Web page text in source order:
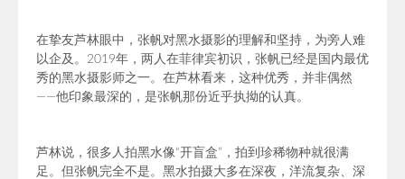
在挚友芦林眼中，张帆对黑水摄影的理解和坚持，为旁人难
以企及。2019年，两人在菲律宾初识，张帆已经是国内最优
秀的黑水摄影师之一。在芦林看来，这种优秀，并非偶然
——他印象最深的，是张帆那份近乎执拗的认真。
芦林说，很多人拍黑水像“开盲盒”，拍到珍稀物种就很满
足。 但张帆完全不是。 黑水拍摄大多在深夜，洋流复杂、深